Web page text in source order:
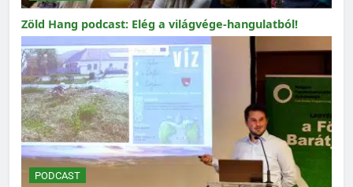
Zöld Hang podcast: Elég a világvége-hangulatból!
PODCAST